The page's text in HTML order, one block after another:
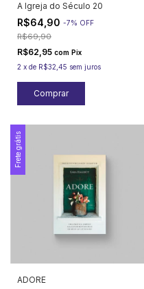
A Igreja do Século 20
R$64,90 -7% OFF
R$69,90
R$62,95 com Pix
2 x de R$32,45 sem juros
Frete grátis
ADORE